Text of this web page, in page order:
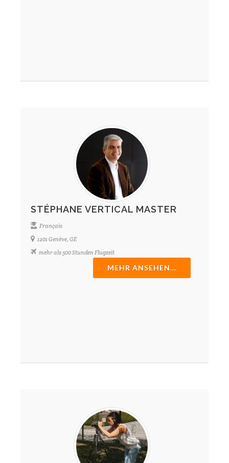
STÉPHANE VERTICAL MASTER
Français
1201 Genève, GE
mehr als 500 Stunden Flugzeit
MEHR ANSEHEN...